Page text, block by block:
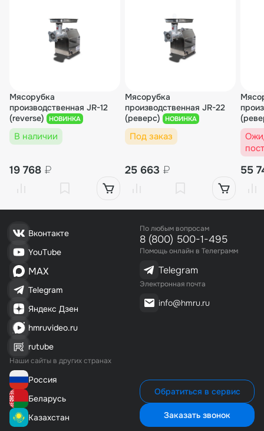
Мясорубка
производственная JR-12
(reverse)
НОВИНКА
В наличии
19 768 ₽
Мясорубка
производственная JR-22
(реверс)
НОВИНКА
Под заказ
25 663 ₽ 55
Вконтакте
YouTube
MAX
Telegram
Яндекс Дзен
hmruvideo.ru
rutube
Наши сайты в других странах
Россия
Беларусь
Казахстан
По любым вопросам
8 (800) 500-1-495
Помощь онлайн в Телеграмм
Telegram
Электронная почта
info@hmru.ru
Обратиться в сервис
Заказать звонок